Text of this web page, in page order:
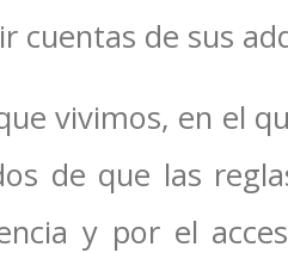
cuentas de sus
vivimos, en el
de que las
y por el